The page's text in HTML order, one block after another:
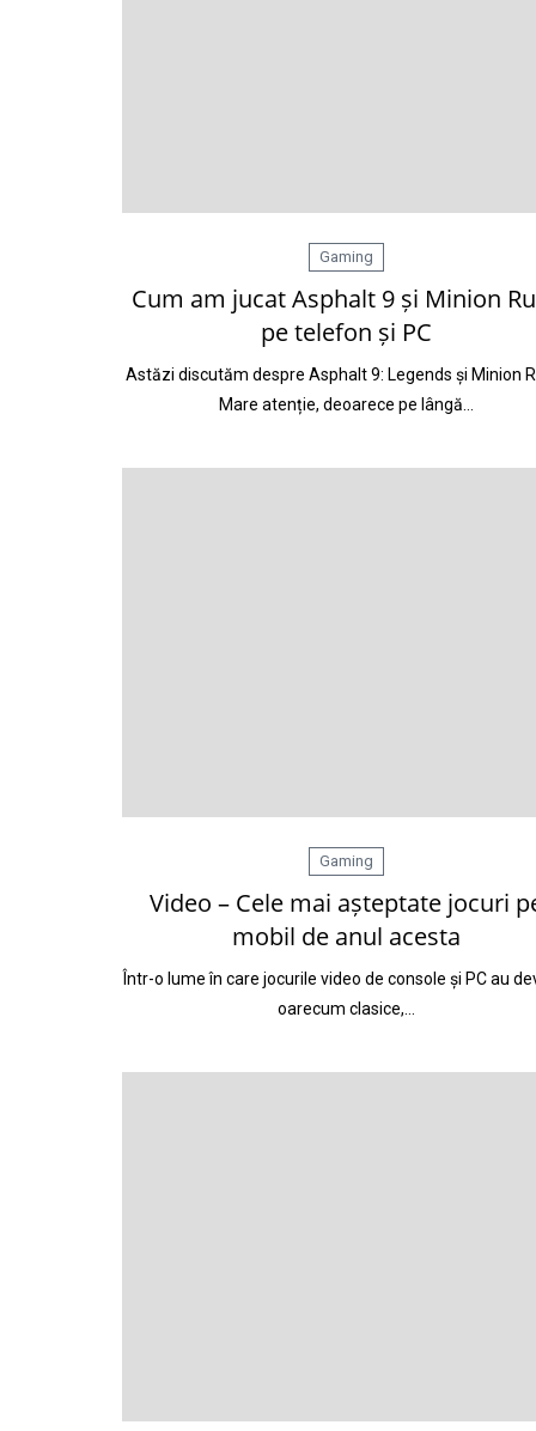
Gaming
Cum am jucat Asphalt 9 și Minion
pe telefon și PC
Astăzi discutăm despre Asphalt 9: Legends și Minion
Mare atenție, deoarece pe lângă…
Gaming
Video – Cele mai așteptate jocuri
mobil de anul acesta
Într-o lume în care jocurile video de console și PC au
oarecum clasice,…